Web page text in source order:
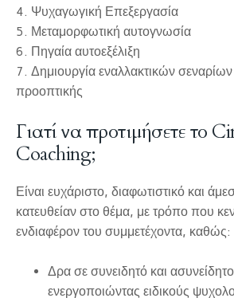
4. Ψυχαγωγική Επεξεργασία
5. Μεταμορφωτική αυτογνωσία
6. Πηγαία αυτοεξέλιξη
7. Δημιουργία εναλλακτικών
προοπτικής
Γιατί να προτιμήσετε το
Coaching;
Είναι ευχάριστο, διαφωτιστικό και
κατευθείαν στο θέμα, με τρόπο που
ενδιαφέρον του συμμετέχοντα, καθώς:
Δρα σε συνειδητό και
ενεργοποιώντας ειδικούς